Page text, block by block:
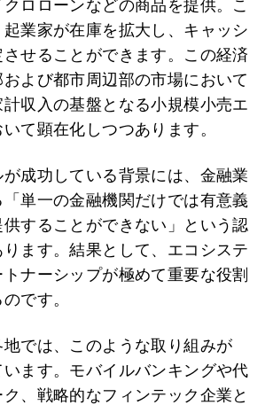
ロローンなどの商品を提供。こ
業家が在庫を拡大し、キャッシ
させることができます。この経済
よび都市周辺部の市場において
収入の基盤となる小規模小売エ
て顕在化しつつあります。
成功している背景には、金融業
単一の金融機関だけでは有意義
することができない」という認
ます。結果として、エコシステ
ナーシップが極めて重要な役割
です。
では、このような取り組みが
ます。モバイルバンキングや代
、戦略的なフィンテック企業と